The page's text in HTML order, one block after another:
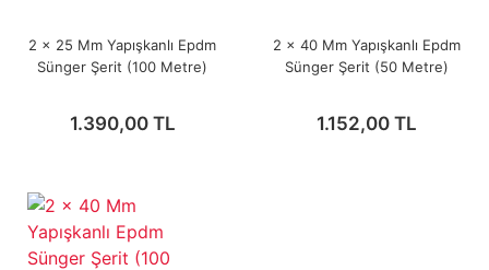
2 x 25 Mm Yapışkanlı Epdm
Sünger Şerit (100 Metre)
1.390,00 TL
2 x 40 Mm Yapışkanlı Epdm
Sünger Şerit (50 Metre)
1.152,00 TL